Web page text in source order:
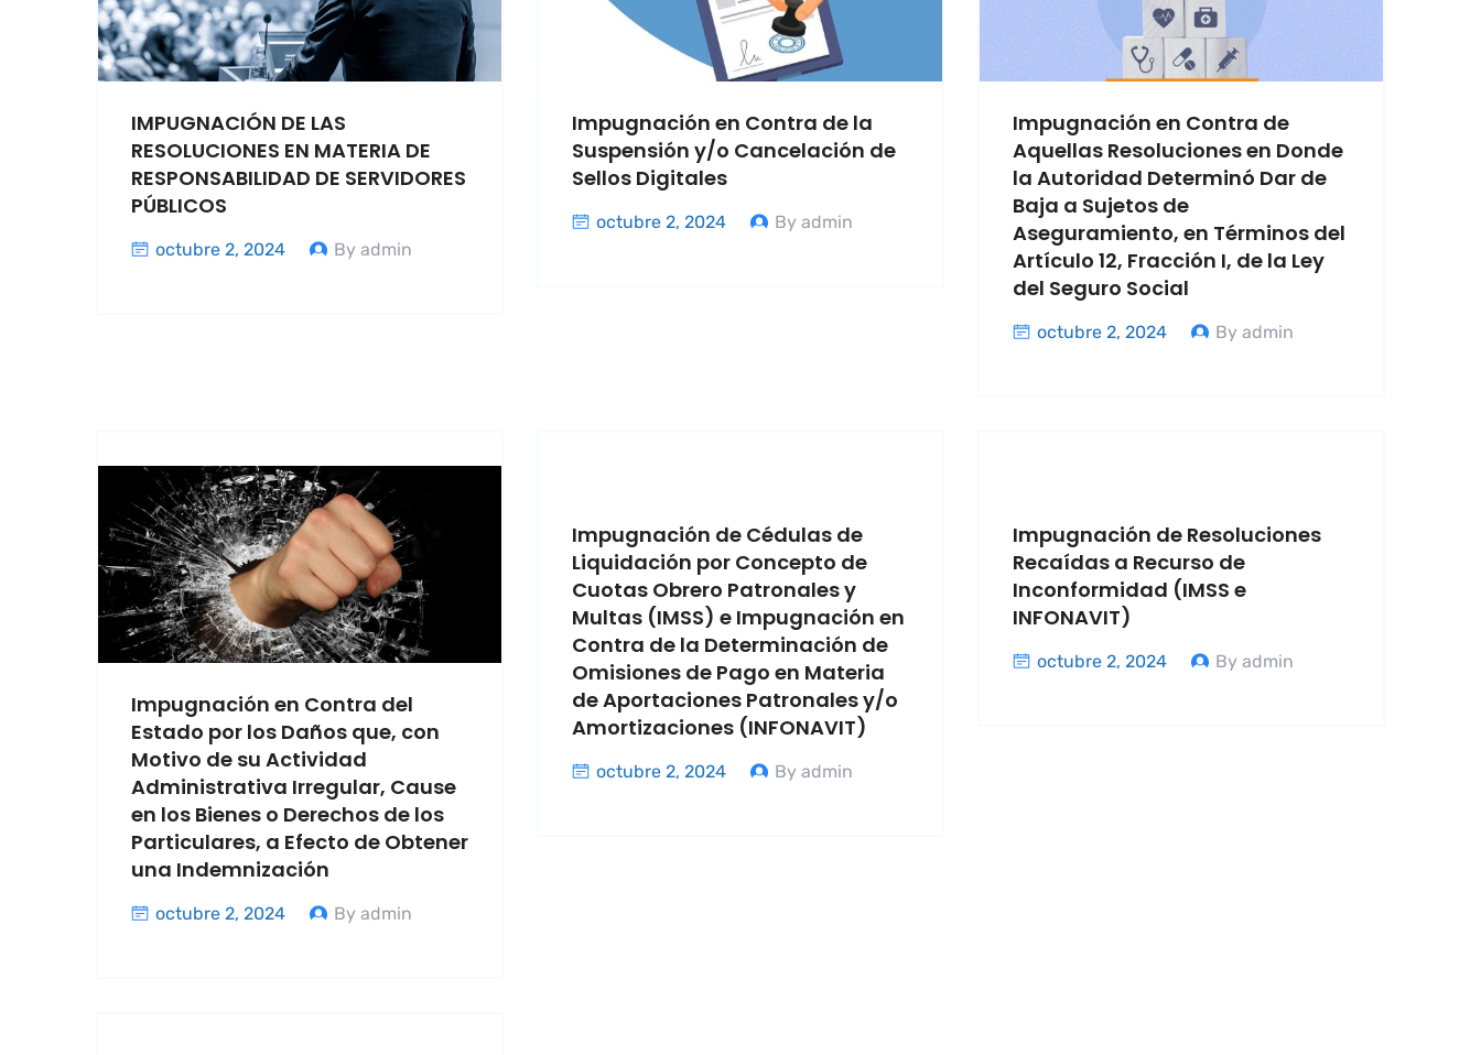
IMPUGNACIÓN DE LAS
RESOLUCIONES EN MATERIA DE
RESPONSABILIDAD DE SERVIDORES
PÚBLICOS
octubre 2, 2024 By admin
Impugnación en Contra de la
Suspensión y/o Cancelación de
Sellos Digitales
octubre 2, 2024 By admin
Impugnación en Contra de
Aquellas Resoluciones en Donde
la Autoridad Determinó Dar de
Baja a Sujetos de
Aseguramiento, en Términos del
Artículo 12, Fracción I, de la Ley
del Seguro Social
octubre 2, 2024 By admin
Impugnación en Contra del
Estado por los Daños que, con
Motivo de su Actividad
Administrativa Irregular, Cause
en los Bienes o Derechos de los
Particulares, a Efecto de Obtener
una Indemnización
octubre 2, 2024 By admin
Impugnación de Cédulas de
Liquidación por Concepto de
Cuotas Obrero Patronales y
Multas (IMSS) e Impugnación en
Contra de la Determinación de
Omisiones de Pago en Materia
de Aportaciones Patronales y/o
Amortizaciones (INFONAVIT)
octubre 2, 2024 By admin
Impugnación de Resoluciones
Recaídas a Recurso de
Inconformidad (IMSS e
INFONAVIT)
octubre 2, 2024 By admin